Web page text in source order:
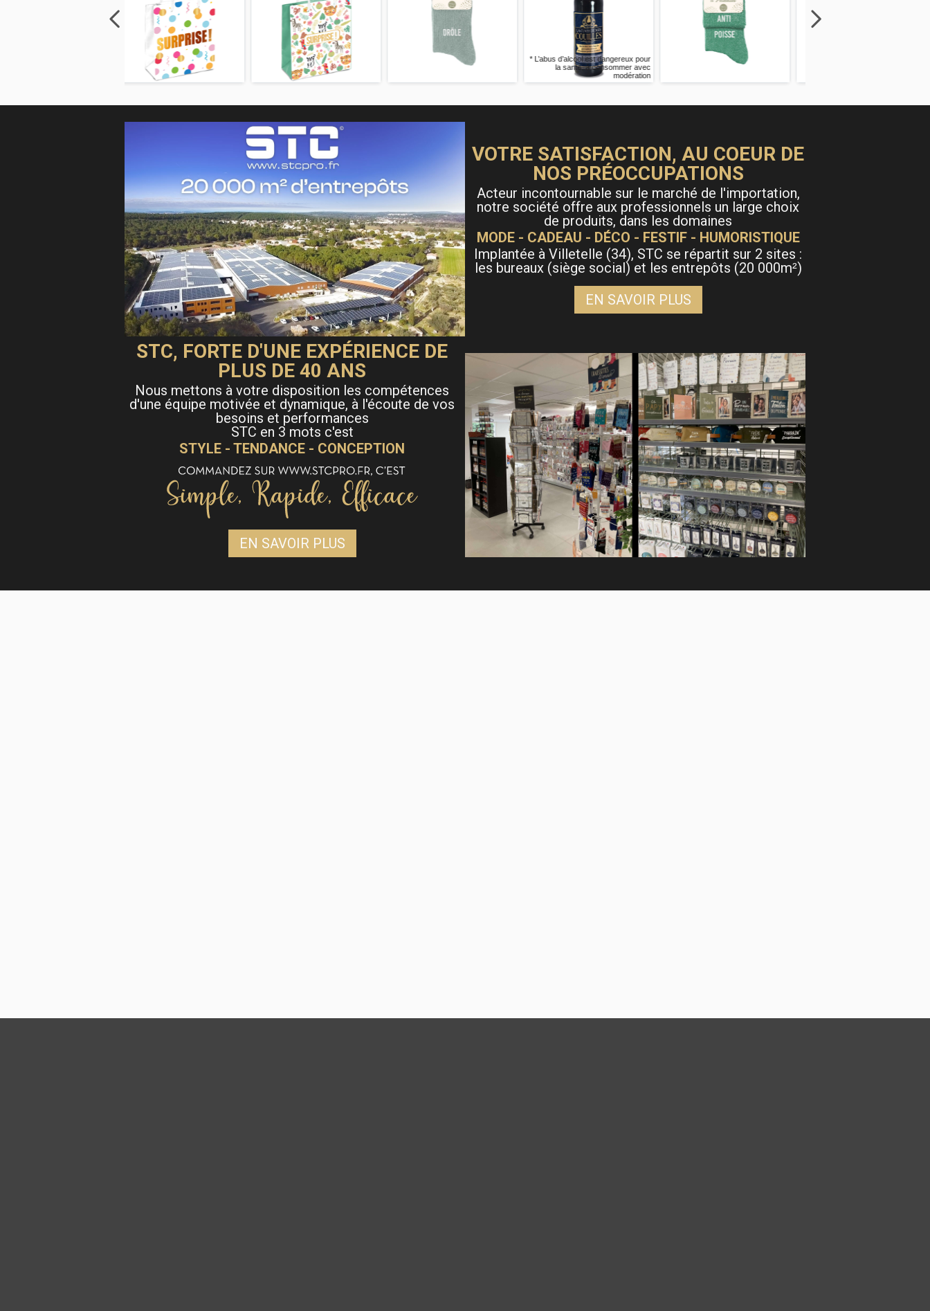
Next Previous Previous
* L’abus d’alcool est dangereux pour
la santé, à consommer avec
Previous Previous Previous Next Previous
VOTRE SATISFACTION, AU COEUR DE
NOS PRÉOCCUPATIONS
Acteur incontournable sur le marché de l'importation,
notre société offre aux professionnels un large choix
de produits, dans les domaines
MODE - CADEAU - DÉCO - FESTIF - HUMORISTIQUE
Implantée à Villetelle (34), STC se répartit sur 2 sites :
les bureaux (siège social) et les entrepôts (20 000m²)
EN SAVOIR PLUS
STC, FORTE D'UNE EXPÉRIENCE DE
PLUS DE 40 ANS
Nous mettons à votre disposition les compétences
d'une équipe motivée et dynamique, à l'écoute de vos
besoins et performances
STC en 3 mots c'est
STYLE - TENDANCE - CONCEPTION
EN SAVOIR PLUS